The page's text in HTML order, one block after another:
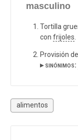
masculino
Tortilla
con frijoles
Provisión de
▸ sinónimos:
alimentos